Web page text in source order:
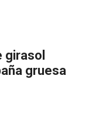
girasol
gruesa